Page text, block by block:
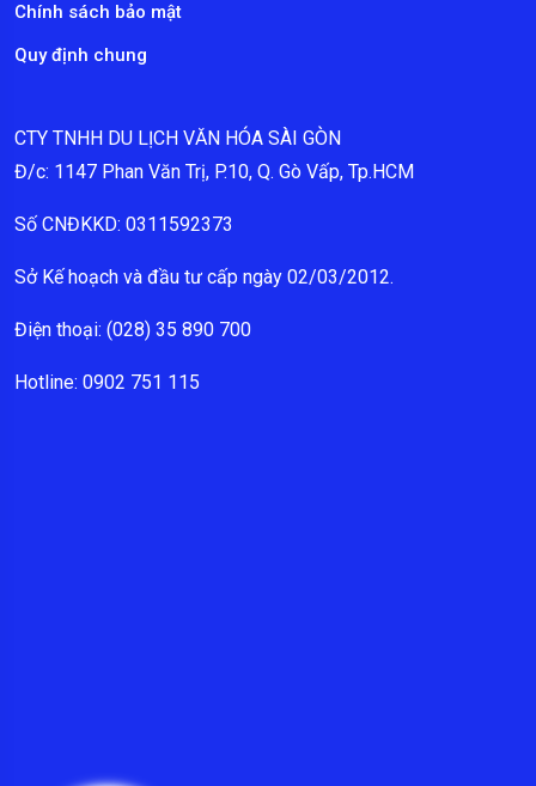
Chính sách bảo mật
Quy định chung
CTY TNHH DU LỊCH VĂN HÓA SÀI GÒN
Đ/c: 1147 Phan Văn Trị, P.10, Q. Gò Vấp, Tp.HCM
Số CNĐKKD: 0311592373
Sở Kế hoạch và đầu tư cấp ngày 02/03/2012.
Điện thoại: (028) 35 890 700
Hotline: 0902 751 115